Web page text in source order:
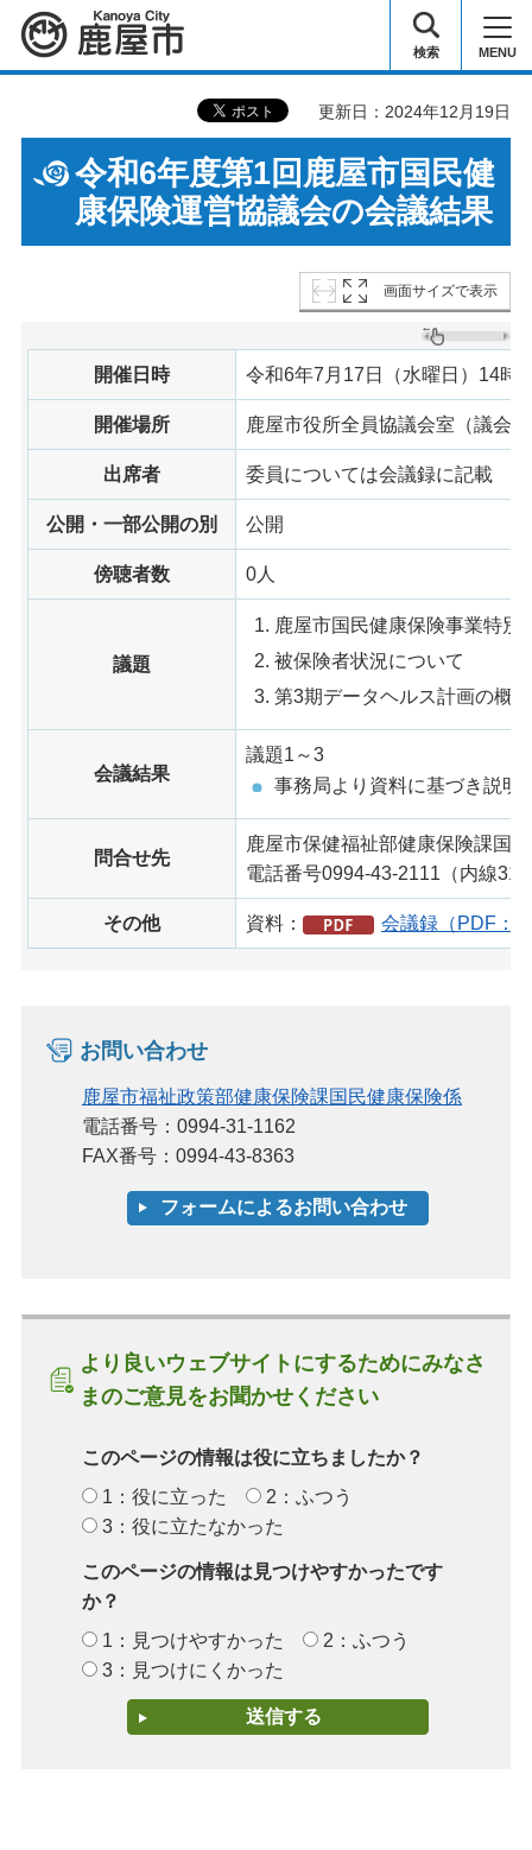
鹿屋市 検索 MENU
更新日：2024年12月19日
令和6年度第1回鹿屋市国民健
康保険運営協議会の会議結果
画面サイズで表示
開催日時 令和6年7月17日（水曜日）14時
開催場所 鹿屋市役所全員協議会室（議会
出席者 委員については会議録に記載
公開・一部公開の別 公開
傍聴者数 0人
議題
鹿屋市国民健康保険事業特別
被保険者状況について
第3期データヘルス計画の概
会議結果
議題1～3
事務局より資料に基づき説明
問合せ先
鹿屋市保健福祉部健康保険課国
電話番号0994-43-2111（内線
その他 資料： 会議録（PDF：
お問い合わせ
鹿屋市福祉政策部健康保険課国民健康保険係
電話番号：0994-31-1162
FAX番号：0994-43-8363
より良いウェブサイトにするためにみなさ
まのご意見をお聞かせください
このページの情報は役に立ちましたか？
1：役に立った
2：ふつう
3：役に立たなかった
このページの情報は見つけやすかったです
か？
1：見つけやすかった
2：ふつう
3：見つけにくかった